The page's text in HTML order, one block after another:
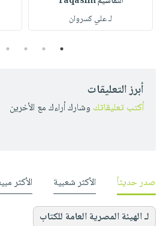
لـ علي كسروان
1
2
3
4
أبرز التعليقات
أكتب تعليقاتك وشارك أراءك مع الأخرين
صدر حديثاً الأكثر شعبية الأكثر
لـ الهيئة المصرية العامة للكتاب